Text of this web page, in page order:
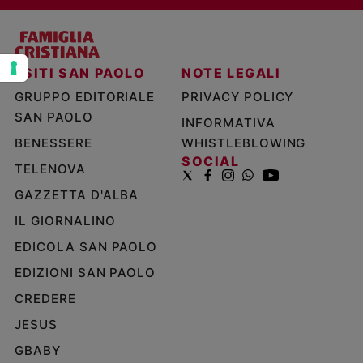
Chi
siamo
Pubblicità
Redazione
Social
I SITI SAN PAOLO
GRUPPO EDITORIALE
SAN PAOLO
BENESSERE
TELENOVA
GAZZETTA D'ALBA
IL GIORNALINO
EDICOLA SAN PAOLO
EDIZIONI SAN PAOLO
CREDERE
JESUS
GBABY
NOTE LEGALI
PRIVACY POLICY
INFORMATIVA
WHISTLEBLOWING
SOCIAL